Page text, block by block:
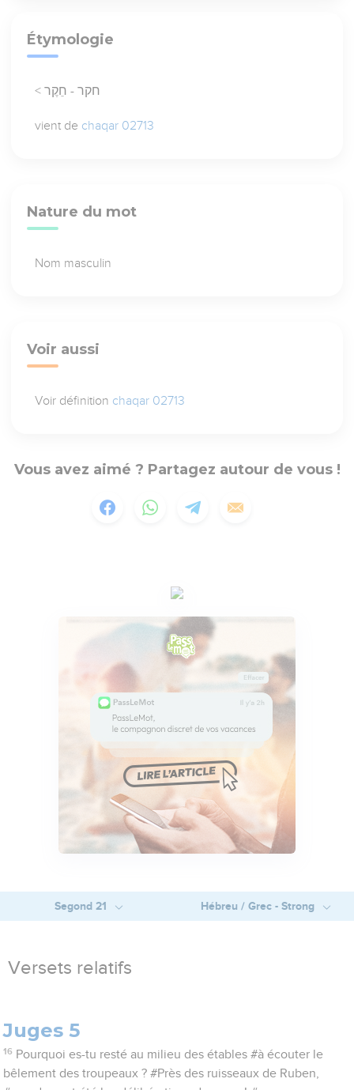
Étymologie
< חקר - חֵקֶר
vient de chaqar 02713
Nature du mot
Nom masculin
Voir aussi
Voir définition chaqar 02713
Vous avez aimé ? Partagez autour de vous !
Segond 21 Hébreu / Grec - Strong
Versets relatifs
Juges 5
16 Pourquoi es-tu resté au milieu des étables #à écouter le
bêlement des troupeaux ? #Près des ruisseaux de Ruben,